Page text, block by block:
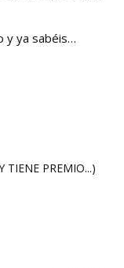
y ya sabéis…
TIENE PREMIO...)